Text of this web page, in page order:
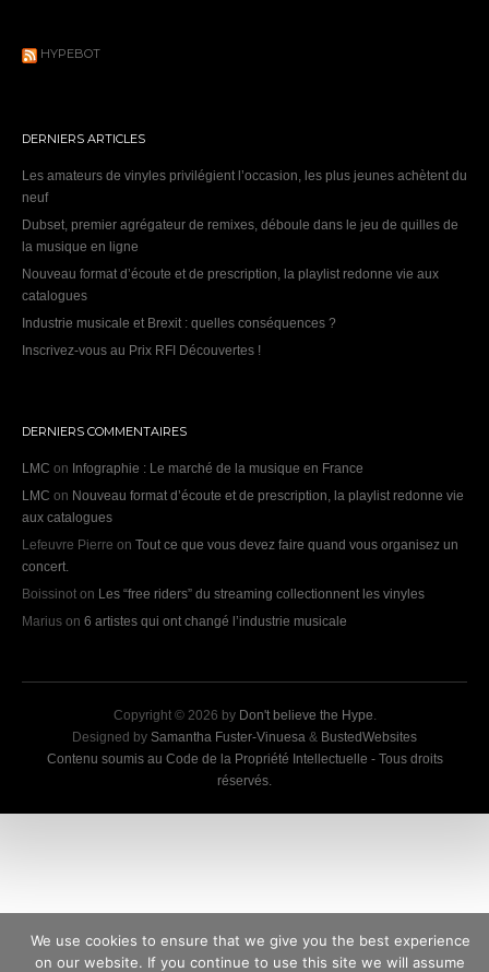
HYPEBOT
DERNIERS ARTICLES
Les amateurs de vinyles privilégient l’occasion, les plus jeunes achètent du
neuf
Dubset, premier agrégateur de remixes, déboule dans le jeu de quilles de
la musique en ligne
Nouveau format d’écoute et de prescription, la playlist redonne vie aux
catalogues
Industrie musicale et Brexit : quelles conséquences ?
Inscrivez-vous au Prix RFI Découvertes !
DERNIERS COMMENTAIRES
LMC on Infographie : Le marché de la musique en France
LMC on Nouveau format d’écoute et de prescription, la playlist redonne vie
aux catalogues
Lefeuvre Pierre on Tout ce que vous devez faire quand vous organisez un
concert.
Boissinot on Les “free riders” du streaming collectionnent les vinyles
Marius on 6 artistes qui ont changé l’industrie musicale
Copyright © 2026 by Don't believe the Hype.
Designed by Samantha Fuster-Vinuesa & BustedWebsites
Contenu soumis au Code de la Propriété Intellectuelle - Tous droits
réservés.
We use cookies to ensure that we give you the best experience
on our website. If you continue to use this site we will assume